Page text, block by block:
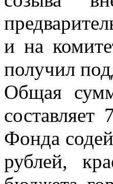
и на
получил
Общая
Фонда
рублей,